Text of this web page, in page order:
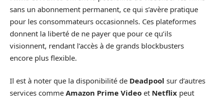
sans un abonnement permanent, ce qui s’avère pratique
pour les consommateurs occasionnels. Ces plateformes
donnent la liberté de ne payer que pour ce qu’ils
visionnent, rendant l’accès à de grands blockbusters
encore plus flexible.
Il est à noter que la disponibilité de Deadpool sur d’autres
services comme Amazon Prime Video et Netflix peut